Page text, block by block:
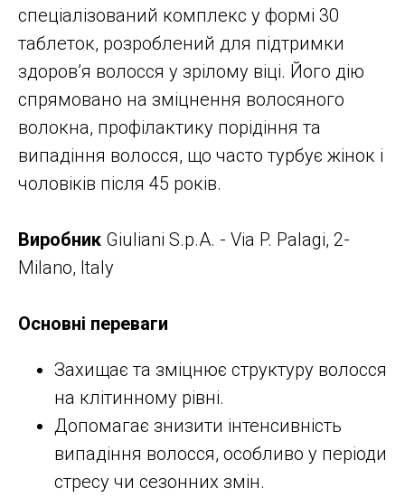
спеціалізований комплекс у формі 30
таблеток, розроблений для підтримки
здоров’я волосся у зрілому віці. Його дію
спрямовано на зміцнення волосяного
волокна, профілактику порідіння та
випадіння волосся, що часто турбує жінок і
чоловіків після 45 років.​
Виробник Giuliani S.p.A. - Via P. Palagi, 2-
Milano, Italy
Основні переваги
Захищає та зміцнює структуру волосся
на клітинному рівні.
Допомагає знизити інтенсивність
випадіння волосся, особливо у періоди
стресу чи сезонних змін.​